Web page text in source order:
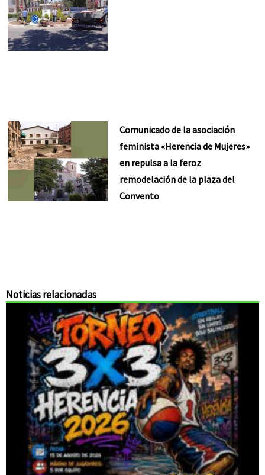
Comunicado de la asociación
feminista «Herencia de Mujeres»
en repulsa a la feroz
remodelación de la plaza del
Convento
Noticias relacionadas